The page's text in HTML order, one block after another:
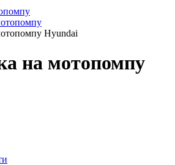
Hyundai
на мотопомпу